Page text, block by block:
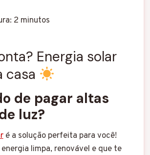
2 minutos
Energia solar
casa
de pagar altas
luz?
é a solução perfeita para você!
limpa, renovável e que te